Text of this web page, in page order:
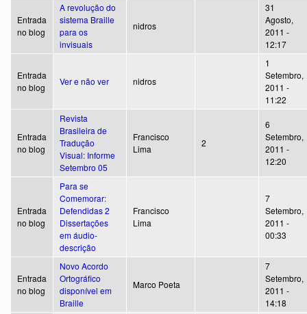
Entrada
no blog
A revolução do
sistema Braille
para os
invisuais
nidros
31
Agosto,
2011 -
12:17
Entrada
no blog
Ver e não ver nidros
1
Setembro,
2011 -
11:22
Entrada
no blog
Revista
Brasileira de
Tradução
Visual: Informe
Setembro 05
Francisco
Lima
2
6
Setembro,
2011 -
12:20
Entrada
no blog
Para se
Comemorar:
Defendidas 2
Dissertações
em áudio-
descrição
Francisco
Lima
7
Setembro,
2011 -
00:33
Entrada
no blog
Novo Acordo
Ortográfico
disponível em
Braille
Marco Poeta
7
Setembro,
2011 -
14:18